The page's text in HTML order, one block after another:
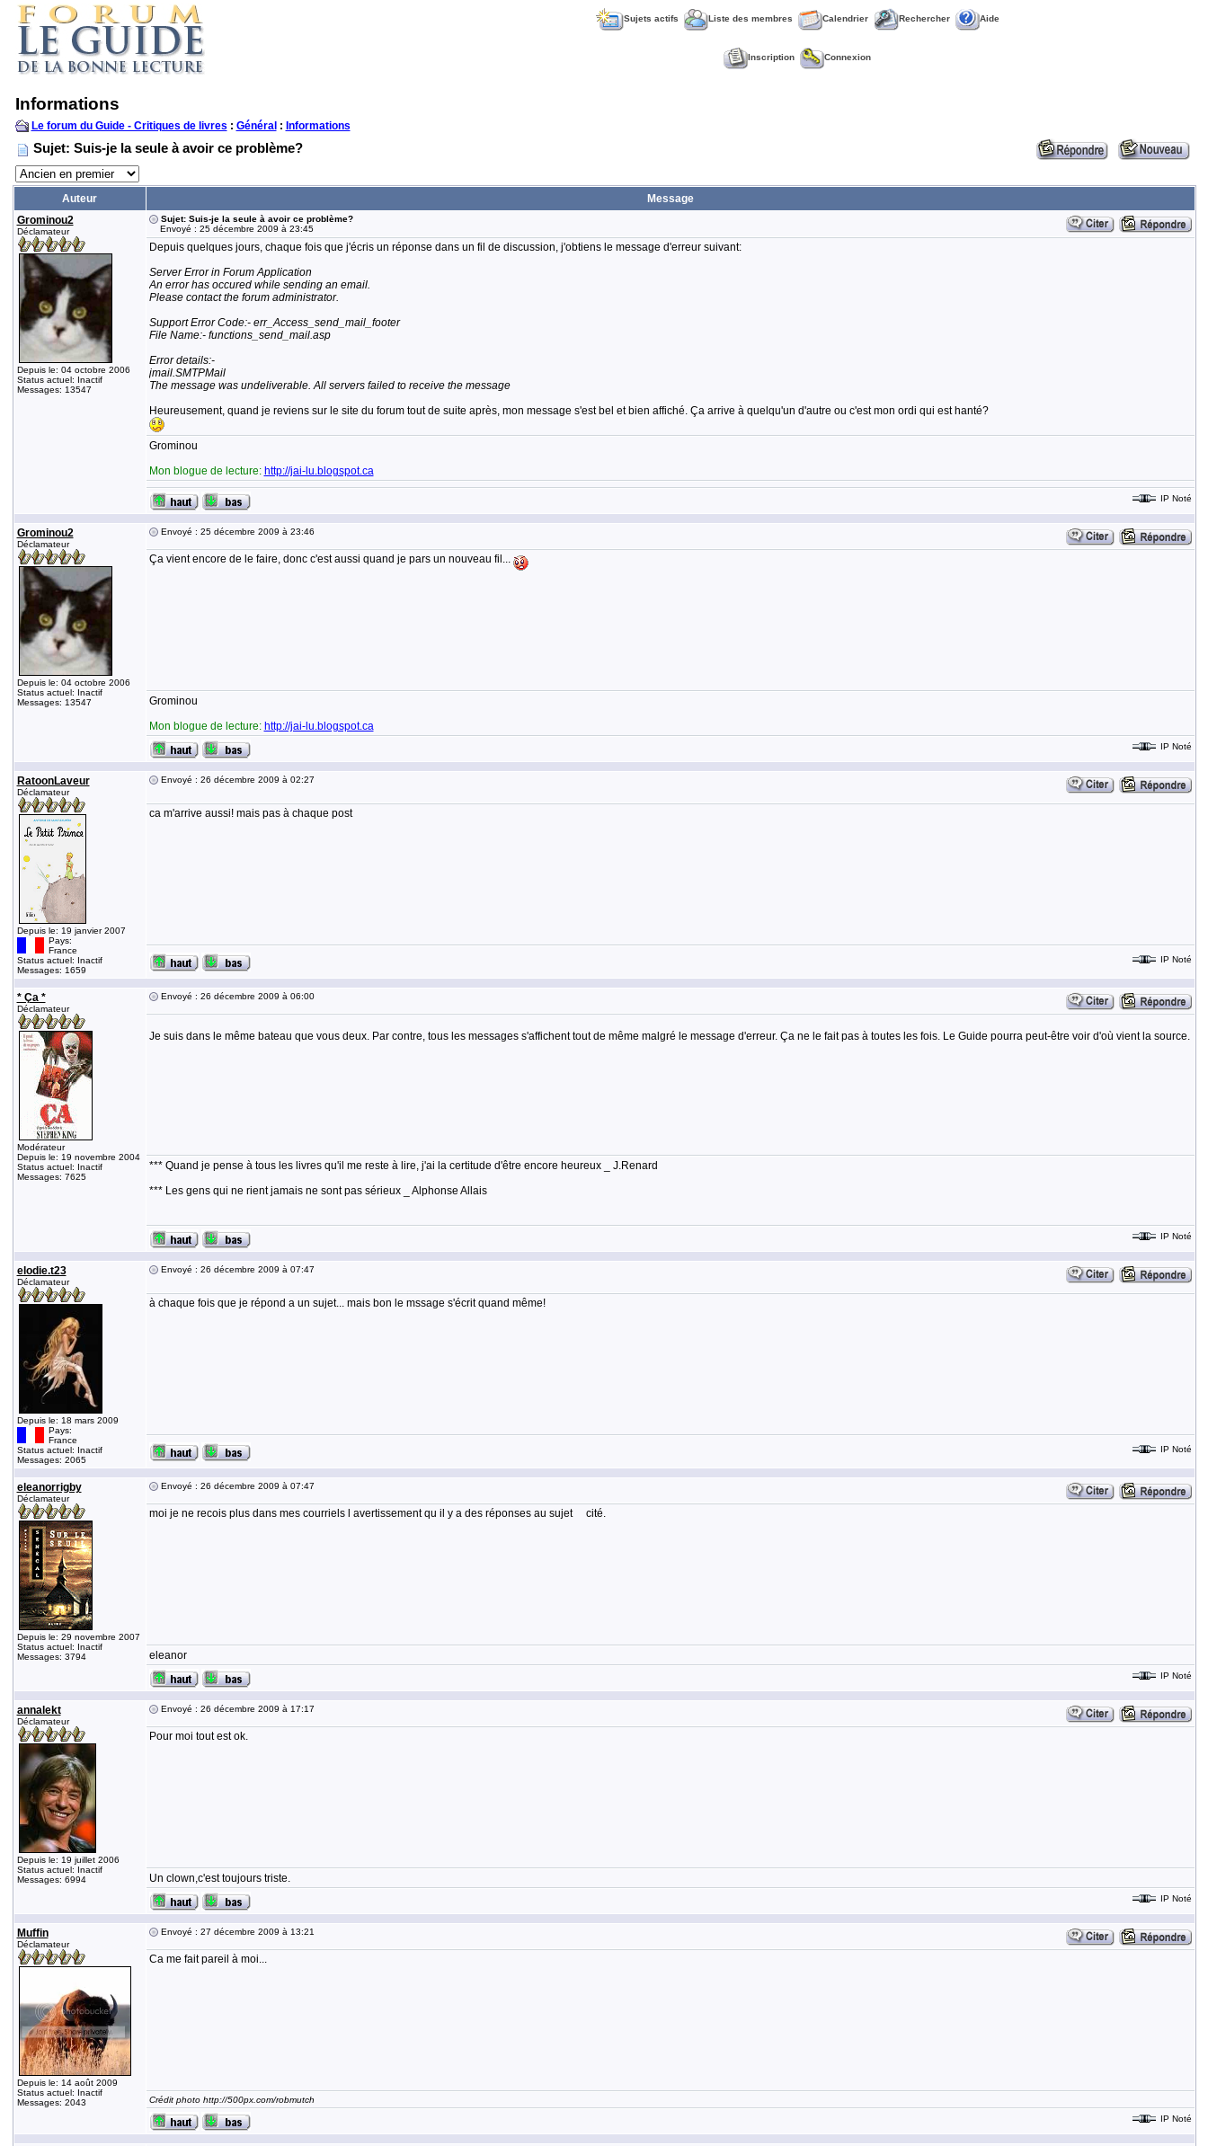
Sujets actifs Liste des membres Calendrier Rechercher Aide
Inscription Connexion
Informations
Le forum du Guide - Critiques de livres : Général : Informations
Sujet: Suis-je la seule à avoir ce problème?
Auteur
Message
Grominou2
Déclamateur
Depuis le: 04 octobre 2006
Status actuel: Inactif
Messages: 13547
Sujet: Suis-je la seule à avoir ce problème?
Envoyé : 25 décembre 2009 à 23:45
Depuis quelques jours, chaque fois que j'écris un réponse dans un fil de discussion, j'obtiens le message d'erreur suivant:
Server Error in Forum Application
An error has occured while sending an email.
Please contact the forum administrator.
Support Error Code:- err_Access_send_mail_footer
File Name:- functions_send_mail.asp
Error details:-
jmail.SMTPMail
The message was undeliverable. All servers failed to receive the message
Heureusement, quand je reviens sur le site du forum tout de suite après, mon message s'est bel et bien affiché. Ça arrive à quelqu'un d'autre ou c'est mon ordi qui est hanté?
Grominou
Mon blogue de lecture: http://jai-lu.blogspot.ca
IP Noté
Grominou2
Déclamateur
Depuis le: 04 octobre 2006
Status actuel: Inactif
Messages: 13547
Envoyé : 25 décembre 2009 à 23:46
Ça vient encore de le faire, donc c'est aussi quand je pars un nouveau fil...
Grominou
Mon blogue de lecture: http://jai-lu.blogspot.ca
IP Noté
RatoonLaveur
Déclamateur
Depuis le: 19 janvier 2007
Pays:
France
Status actuel: Inactif
Messages: 1659
Envoyé : 26 décembre 2009 à 02:27
ca m'arrive aussi! mais pas à chaque post
IP Noté
* Ça *
Déclamateur
Modérateur
Depuis le: 19 novembre 2004
Status actuel: Inactif
Messages: 7625
Envoyé : 26 décembre 2009 à 06:00
Je suis dans le même bateau que vous deux. Par contre, tous les messages s'affichent tout de même malgré le message d'erreur. Ça ne le fait pas à toutes les fois. Le Guide pourra peut-être voir d'où vient la source.
*** Quand je pense à tous les livres qu'il me reste à lire, j'ai la certitude d'être encore heureux _ J.Renard
*** Les gens qui ne rient jamais ne sont pas sérieux _ Alphonse Allais
IP Noté
elodie.t23
Déclamateur
Depuis le: 18 mars 2009
Pays:
France
Status actuel: Inactif
Messages: 2065
Envoyé : 26 décembre 2009 à 07:47
à chaque fois que je répond a un sujet... mais bon le mssage s'écrit quand même!
IP Noté
eleanorrigby
Déclamateur
Depuis le: 29 novembre 2007
Status actuel: Inactif
Messages: 3794
Envoyé : 26 décembre 2009 à 07:47
moi je ne recois plus dans mes courriels l avertissement qu il y a des réponses au sujet cité.
eleanor
IP Noté
annalekt
Déclamateur
Depuis le: 19 juillet 2006
Status actuel: Inactif
Messages: 6994
Envoyé : 26 décembre 2009 à 17:17
Pour moi tout est ok.
Un clown,c'est toujours triste.
IP Noté
Muffin
Déclamateur
Depuis le: 14 août 2009
Status actuel: Inactif
Messages: 2043
Envoyé : 27 décembre 2009 à 13:21
Ca me fait pareil à moi...
Crédit photo http://500px.com/robmutch
IP Noté